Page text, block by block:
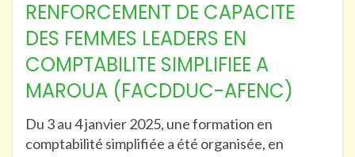
RENFORCEMENT DE CAPACITE
DES FEMMES LEADERS EN
COMPTABILITE SIMPLIFIEE A
MAROUA (FACDDUC-AFENC)
Du 3 au 4 janvier 2025, une formation en
comptabilité simplifiée a été organisée, en